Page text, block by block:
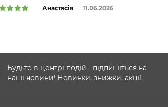
Анастасія 11.06.2026
Будьте в центрі подій - підпишіться на
наші новини! Новинки, знижки, акції.